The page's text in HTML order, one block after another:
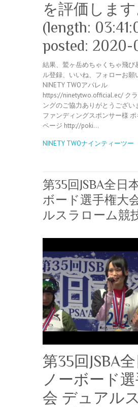
を評価します
(length:
posted: 2020-
結果、鷲ヶ岳めちゃくちゃ飛び
ル登録、いいね、フォローお願
NINETY TWOアパレル
https://ninetytwo.official.ec/ ク
ングのご協力ありがとうござい
ファンディングスポンサー様
ページ http://poki…
NINETY TWOナインティーツー
第35回JSBA全日
ボード選手権大
ルスラローム競
第35回JSBA
ノーボード
会 デュアル